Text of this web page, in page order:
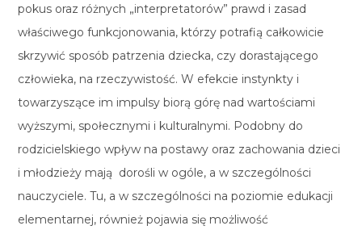
pokus oraz różnych „interpretatorów” prawd i zasad
właściwego funkcjonowania, którzy potrafią całkowicie
skrzywić sposób patrzenia dziecka, czy dorastającego
człowieka, na rzeczywistość. W efekcie instynkty i
towarzyszące im impulsy biorą górę nad wartościami
wyższymi, społecznymi i kulturalnymi. Podobny do
rodzicielskiego wpływ na postawy oraz zachowania dzieci
i młodzieży mają dorośli w ogóle, a w szczególności
nauczyciele. Tu, a w szczególności na poziomie edukacji
elementarnej, również pojawia się możliwość